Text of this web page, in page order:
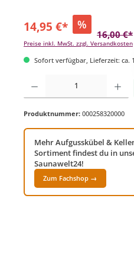
14,95 €* %
16,00 €*
Preise inkl. MwSt. zzgl. Versandkosten
Sofort verfügbar, Lieferzeit: ca.
Produkt Anzahl: Gib den
Produktnummer: 000258320000
Mehr Aufgusskübel &
Sortiment findest du in
Saunawelt24!
Zum Fachshop →